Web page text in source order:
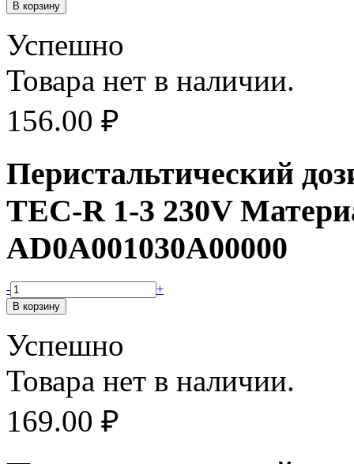
Успешно
Товара нет в наличии.
156.00 ₽
Перистальтический
TEC-R 1-3 230V
AD0A001030A00000
- +
Успешно
Товара нет в наличии.
169.00 ₽